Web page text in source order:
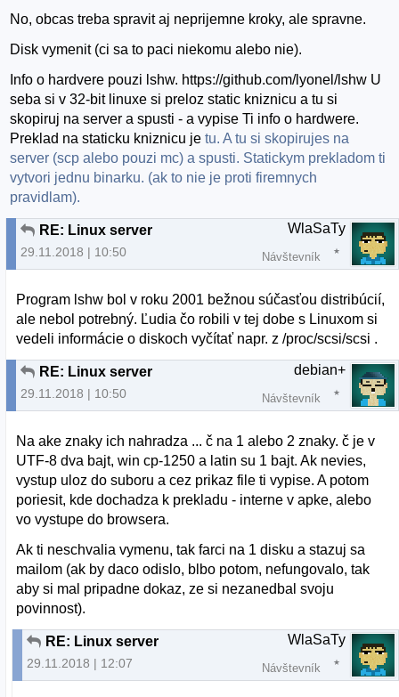
No, obcas treba spravit aj neprijemne kroky, ale spravne.
Disk vymenit (ci sa to paci niekomu alebo nie).
Info o hardvere pouzi lshw. https://github.com/lyonel/lshw U
seba si v 32-bit linuxe si preloz static kniznicu a tu si
skopiruj na server a spusti - a vypise Ti info o hardwere.
Preklad na staticku kniznicu jetu. A tu si skopirujes na
server (scp alebo pouzi mc) a spusti. Statickym prekladom ti
vytvori jednu binarku. (ak to nie je proti firemnych
pravidlam).
RE: Linux server
29.11.2018 | 10:50
WlaSaTy
Návštevník
Program lshw bol v roku 2001 bežnou súčasťou distribúcií,
ale nebol potrebný. Ľudia čo robili v tej dobe s Linuxom si
vedeli informácie o diskoch vyčítať napr. z /proc/scsi/scsi .
RE: Linux server
29.11.2018 | 10:50
debian+
Návštevník
Na ake znaky ich nahradza ... č na 1 alebo 2 znaky. č je v
UTF-8 dva bajt, win cp-1250 a latin su 1 bajt. Ak nevies,
vystup uloz do suboru a cez prikaz file ti vypise. A potom
poriesit, kde dochadza k prekladu - interne v apke, alebo
vo vystupe do browsera.
Ak ti neschvalia vymenu, tak farci na 1 disku a stazuj sa
mailom (ak by daco odislo, blbo potom, nefungovalo, tak
aby si mal pripadne dokaz, ze si nezanedbal svoju
povinnost).
RE: Linux server
29.11.2018 | 12:07
WlaSaTy
Návštevník